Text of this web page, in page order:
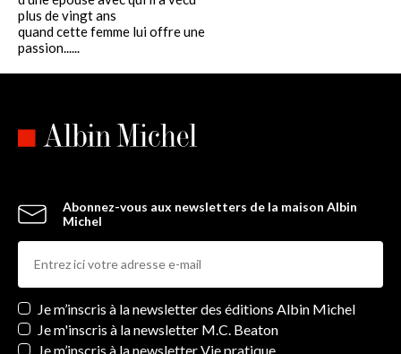
plus de vingt ans
quand cette femme lui offre une
passion......
Abonnez-vous aux newsletters de la maison Albin
Michel
Newsletters
Je m’inscris à la newsletter des éditions Albin Michel
Je m'inscris à la newsletter M.C. Beaton
Je m’inscris à la newsletter Vie pratique